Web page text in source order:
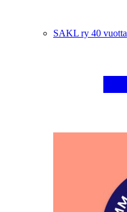
SAKL ry 40 vuotta